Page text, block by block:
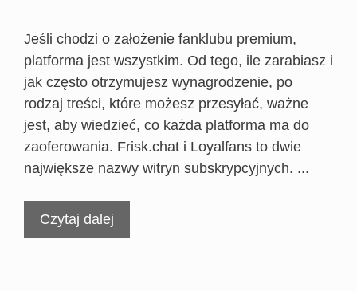
Jeśli chodzi o założenie fanklubu premium,
platforma jest wszystkim. Od tego, ile zarabiasz i
jak często otrzymujesz wynagrodzenie, po
rodzaj treści, które możesz przesyłać, ważne
jest, aby wiedzieć, co każda platforma ma do
zaoferowania. Frisk.chat i Loyalfans to dwie
największe nazwy witryn subskrypcyjnych. ...
Czytaj dalej